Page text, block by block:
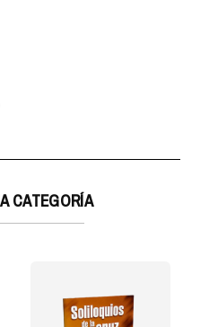
CATEGORÍA